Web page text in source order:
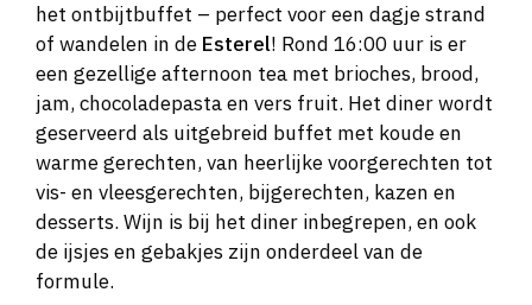
het ontbijtbuffet – perfect voor een dagje strand
of wandelen in de Esterel! Rond 16:00 uur is er
een gezellige afternoon tea met brioches, brood,
jam, chocoladepasta en vers fruit. Het diner wordt
geserveerd als uitgebreid buffet met koude en
warme gerechten, van heerlijke voorgerechten tot
vis- en vleesgerechten, bijgerechten, kazen en
desserts. Wijn is bij het diner inbegrepen, en ook
de ijsjes en gebakjes zijn onderdeel van de
formule.